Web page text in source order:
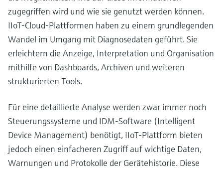
zugegriffen wird und wie sie genutzt werden können.
IIoT-Cloud-Plattformen haben zu einem grundlegenden
Wandel im Umgang mit Diagnosedaten geführt. Sie
erleichtern die Anzeige, Interpretation und Organisation
mithilfe von Dashboards, Archiven und weiteren
strukturierten Tools.
Für eine detaillierte Analyse werden zwar immer noch
Steuerungssysteme und IDM-Software (Intelligent
Device Management) benötigt, IIoT-Plattform bieten
jedoch einen einfacheren Zugriff auf wichtige Daten,
Warnungen und Protokolle der Gerätehistorie. Diese